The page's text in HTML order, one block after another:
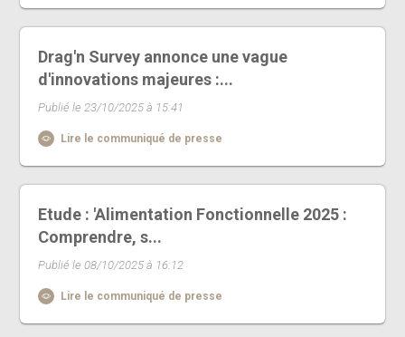
Drag'n Survey annonce une vague
d'innovations majeures :...
Publié le 23/10/2025 à 15:41
Lire le communiqué de presse
Etude : 'Alimentation Fonctionnelle 2025 :
Comprendre, s...
Publié le 08/10/2025 à 16:12
Lire le communiqué de presse